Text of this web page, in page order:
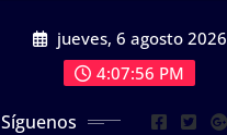
jueves, 6 agosto 2026
4:07:57 PM
Síguenos